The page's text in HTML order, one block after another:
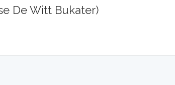
De Witt Bukater)